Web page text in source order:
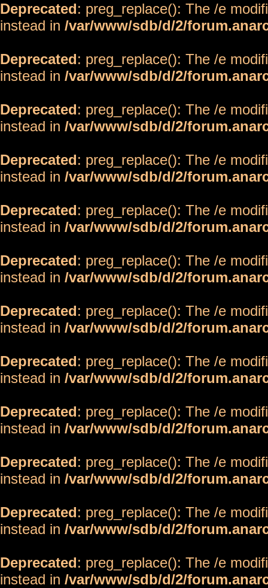
Deprecated: preg_replace(): The /e
instead in /var/www/sdb/d/2/
Deprecated: preg_replace(): The /e
instead in /var/www/sdb/d/2/
Deprecated: preg_replace(): The /e
instead in /var/www/sdb/d/2/
Deprecated: preg_replace(): The /e
instead in /var/www/sdb/d/2/
Deprecated: preg_replace(): The /e
instead in /var/www/sdb/d/2/
Deprecated: preg_replace(): The /e
instead in /var/www/sdb/d/2/
Deprecated: preg_replace(): The /e
instead in /var/www/sdb/d/2/
Deprecated: preg_replace(): The /e
instead in /var/www/sdb/d/2/
Deprecated: preg_replace(): The /e
instead in /var/www/sdb/d/2/
Deprecated: preg_replace(): The /e
instead in /var/www/sdb/d/2/
Deprecated: preg_replace(): The /e
instead in /var/www/sdb/d/2/
Deprecated: preg_replace(): The /e
instead in /var/www/sdb/d/2/